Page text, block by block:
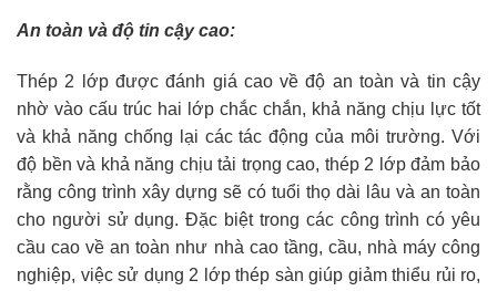
An toàn và độ tin cậy cao:
Thép 2 lớp được đánh giá cao về độ an toàn và tin cậy
nhờ vào cấu trúc hai lớp chắc chắn, khả năng chịu lực tốt
và khả năng chống lại các tác động của môi trường. Với
độ bền và khả năng chịu tải trọng cao, thép 2 lớp đảm bảo
rằng công trình xây dựng sẽ có tuổi thọ dài lâu và an toàn
cho người sử dụng. Đặc biệt trong các công trình có yêu
cầu cao về an toàn như nhà cao tầng, cầu, nhà máy công
nghiệp, việc sử dụng 2 lớp thép sàn giúp giảm thiểu rủi ro,